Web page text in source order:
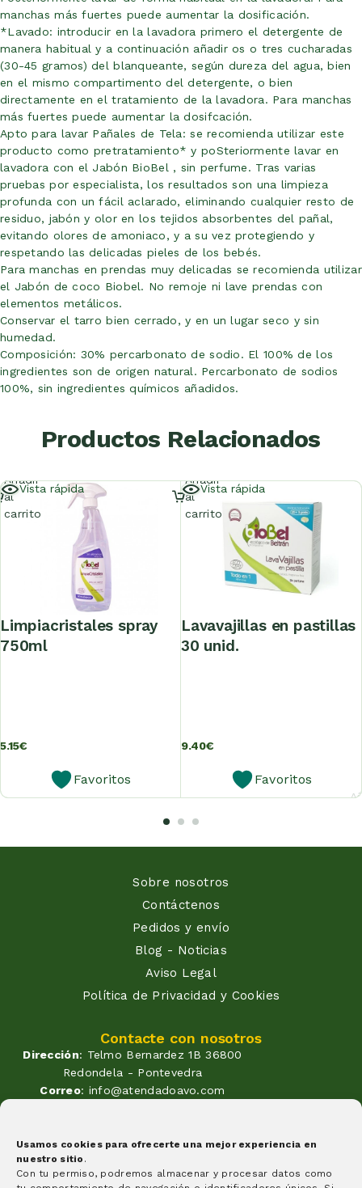
Usamos cookies para ofrecerte una mejor experiencia en
nuestro sitio .
Con tu permiso, podremos almacenar y procesar datos como
manchas más fuertes puede aumentar la dosificación.
*Lavado: introducir en la lavadora primero el detergente de
manera habitual y a continuación añadir os o tres cucharadas
(30-45 gramos) del blanqueante, según dureza del agua, bien
en el mismo compartimento del detergente, o bien
directamente en el tratamiento de la lavadora. Para manchas
más fuertes puede aumentar la dosifcación.
Apto para lavar Pañales de Tela: se recomienda utilizar este
producto como pretratamiento* y poSteriormente lavar en
lavadora con el Jabón BioBel , sin perfume. Tras varias
pruebas por especialista, los resultados son una limpieza
profunda con un fácil aclarado, eliminando cualquier resto de
residuo, jabón y olor en los tejidos absorbentes del pañal,
evitando olores de amoniaco, y a su vez protegiendo y
respetando las delicadas pieles de los bebés.
Para manchas en prendas muy delicadas se recomienda utilizar
el Jabón de coco Biobel. No remoje ni lave prendas con
elementos metálicos.
Conservar el tarro bien cerrado, y en un lugar seco y sin
humedad.
Composición: 30% percarbonato de sodio. El 100% de los
ingredientes son de origen natural. Percarbonato de sodios
100%, sin ingredientes químicos añadidos.
Productos Relacionados
Vista rápida
limpiacristales spray
750ml
5.15€
Favoritos
Añadir
al
carrito
Vista rápida
lavavajillas en pastillas
30 unid.
9.40€
Favoritos
Añadir
al
carrito
Sobre nosotros
Contáctenos
Pedidos y envío
Blog - Noticias
Aviso Legal
Política de Privacidad y Cookies
Contacte con nosotros
Dirección: Telmo Bernardez 1B 36800
Redondela - Pontevedra
Correo: info@atendadoavo.com
Horario: Lunes a Viernes de
09:30 a 14:00 y de 17:00 a 20:00
Sabados de 09:30 a 14:00